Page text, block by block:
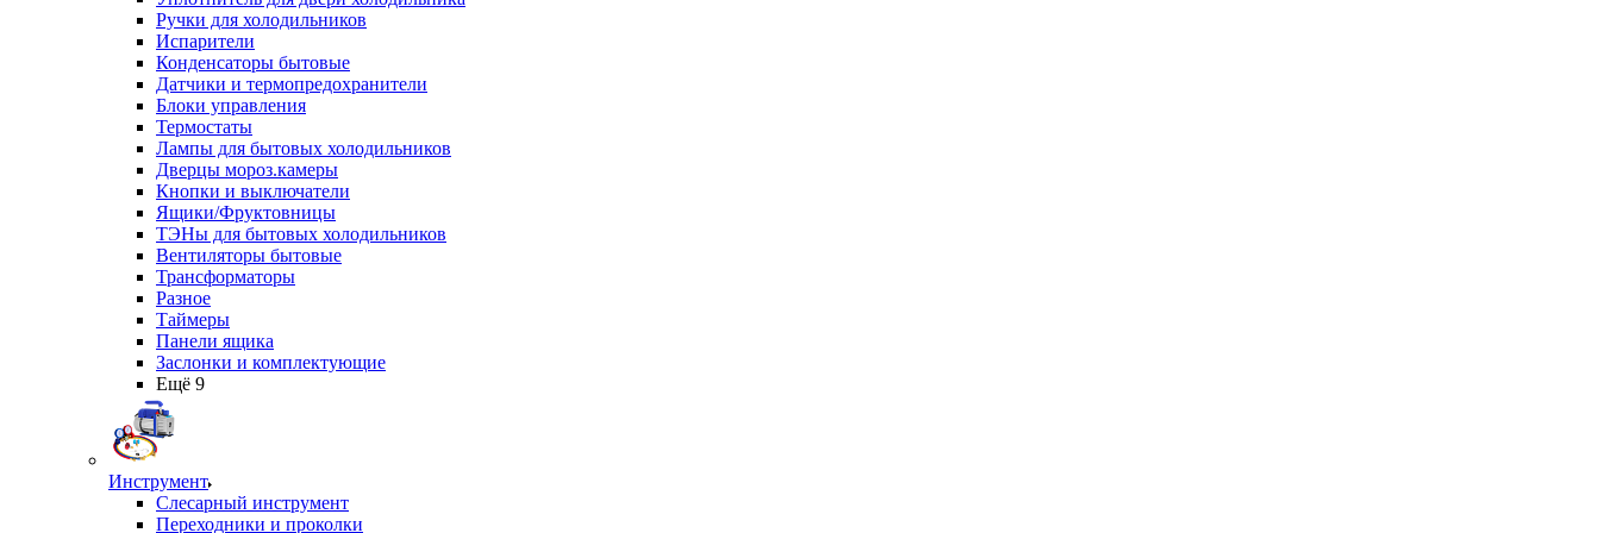
Ручки для холодильников
Испарители
Конденсаторы бытовые
Датчики и термопредохранители
Блоки управления
Термостаты
Лампы для бытовых холодильников
Дверцы мороз.камеры
Кнопки и выключатели
Ящики/Фруктовницы
ТЭНы для бытовых холодильников
Вентиляторы бытовые
Трансформаторы
Разное
Таймеры
Панели ящика
Заслонки и комплектующие
Ещё 9
Инструмент
Слесарный инструмент
Переходники и проколки